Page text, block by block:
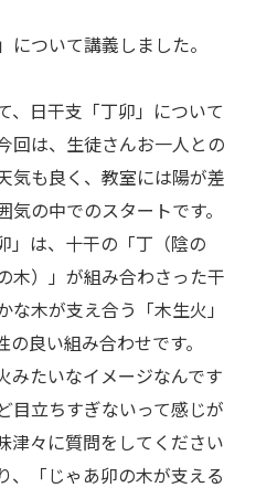
ついて講義しました。
、日干支「丁卯」について
回は、生徒さんお一人との
気も良く、教室には陽が差
気の中でのスタートです。
」は、十干の「丁（陰の
木）」が組み合わさった干
な木が支え合う「木生火」
良い組み合わせです。
みたいなイメージなんです
立ちすぎないって感じが
津々に質問をしてください
、「じゃあ卯の木が支える